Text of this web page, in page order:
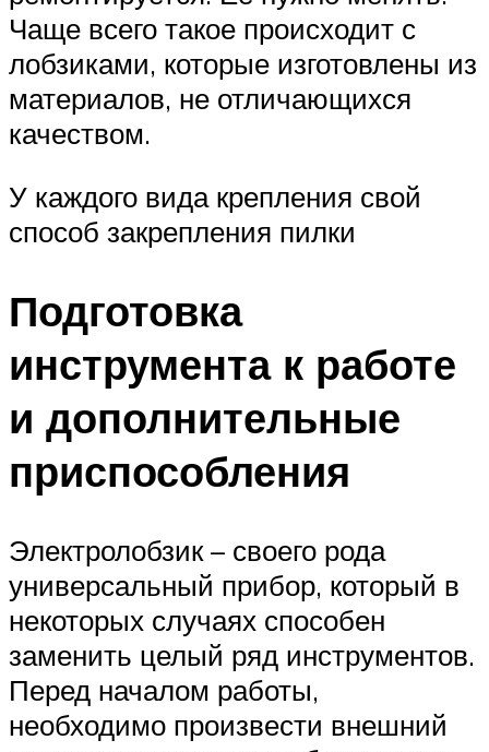
Чаще всего такое происходит с
лобзиками, которые изготовлены из
материалов, не отличающихся
качеством.
У каждого вида крепления свой
способ закрепления пилки
Подготовка
инструмента к работе
и дополнительные
приспособления
Электролобзик – своего рода
универсальный прибор, который в
некоторых случаях способен
заменить целый ряд инструментов.
Перед началом работы,
необходимо произвести внешний